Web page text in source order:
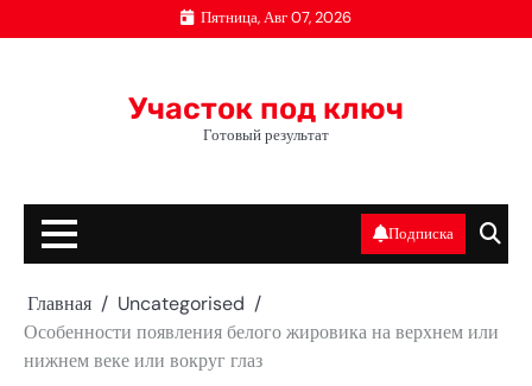
к
Пятница, Авг 07, 2026
Участок под ключ
Готовый результат
Подписка
Главная
Uncategorised
Особенности появления белого жировика на верхнем или
нижнем веке или вокруг глаз